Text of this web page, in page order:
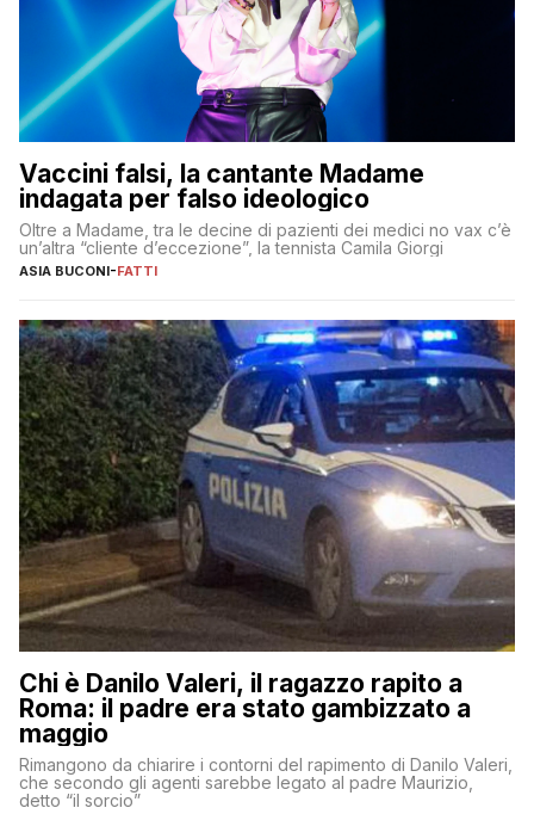
Vaccini falsi, la cantante Madame
indagata per falso ideologico
Oltre a Madame, tra le decine di pazienti dei medici no vax c’è
un’altra “cliente d’eccezione”, la tennista Camila Giorgi
ASIA BUCONI-FATTI
Chi è Danilo Valeri, il ragazzo rapito a
Roma: il padre era stato gambizzato a
maggio
Rimangono da chiarire i contorni del rapimento di Danilo Valeri,
che secondo gli agenti sarebbe legato al padre Maurizio,
detto “il sorcio”